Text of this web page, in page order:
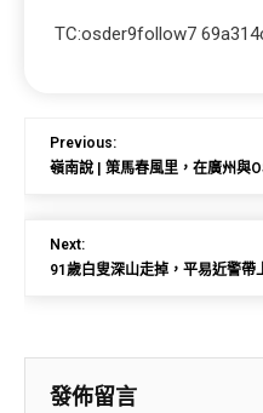
TC:osder9follow7
Previous:
嶺南說 | 策馬春風里，在廣州與
Next:
91歲白叟深山走掉，平易近警帶
發佈留言